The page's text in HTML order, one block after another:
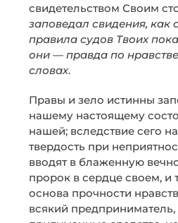
свидетельством Своим
заповедал свидения,
правила судов Твоих
они — правда по
словах.
Правы и зело истинны
нашему настоящему
нашей; вследствие сего
твердость при
вводят в блаженную
пророк в сердце своем, и
основа прочности
всякий